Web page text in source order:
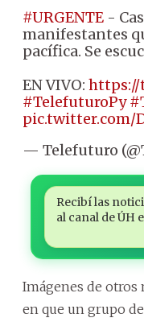
#URGENTE -
manifestantes
pacífica. Se
EN VIVO: https://
#TelefuturoPy
pic.twitter.com/
— Telefuturo
Recibí las
al canal de ÚH
Imágenes de
en que un grupo